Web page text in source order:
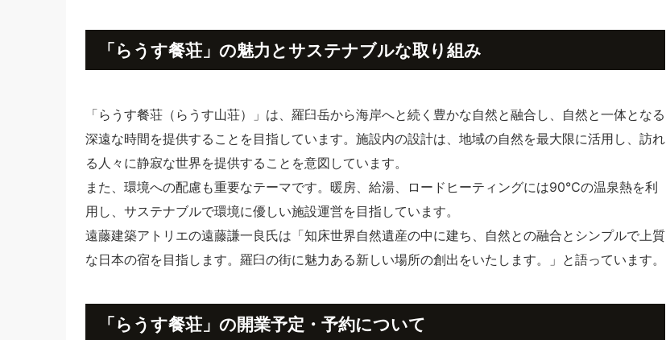
「らうす餐荘」の魅力とサステナブルな取り組み
「らうす餐荘（らうす山荘）」は、羅臼岳から海岸へと続く豊かな自然と融合し、自然と一体となる
深遠な時間を提供することを目指しています。施設内の設計は、地域の自然を最大限に活用し、訪れ
る人々に静寂な世界を提供することを意図しています。
また、環境への配慮も重要なテーマです。暖房、給湯、ロードヒーティングには90℃の温泉熱を利
用し、サステナブルで環境に優しい施設運営を目指しています。
遠藤建築アトリエの遠藤謙一良氏は「知床世界自然遺産の中に建ち、自然との融合とシンプルで上質
な日本の宿を目指します。羅臼の街に魅力ある新しい場所の創出をいたします。」と語っています。
「らうす餐荘」の開業予定・予約について